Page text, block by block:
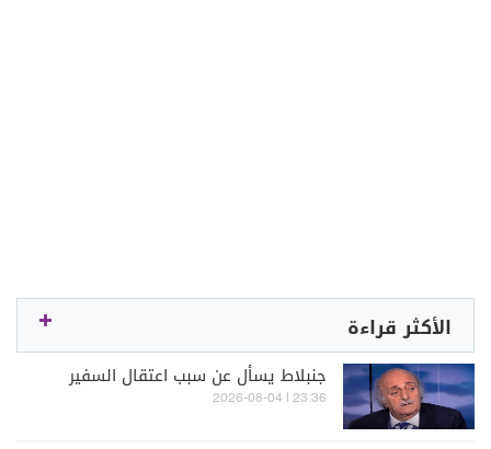
الأكثر قراءة
جنبلاط يسأل عن سبب اعتقال السفير
23:36 | 2026-08-04